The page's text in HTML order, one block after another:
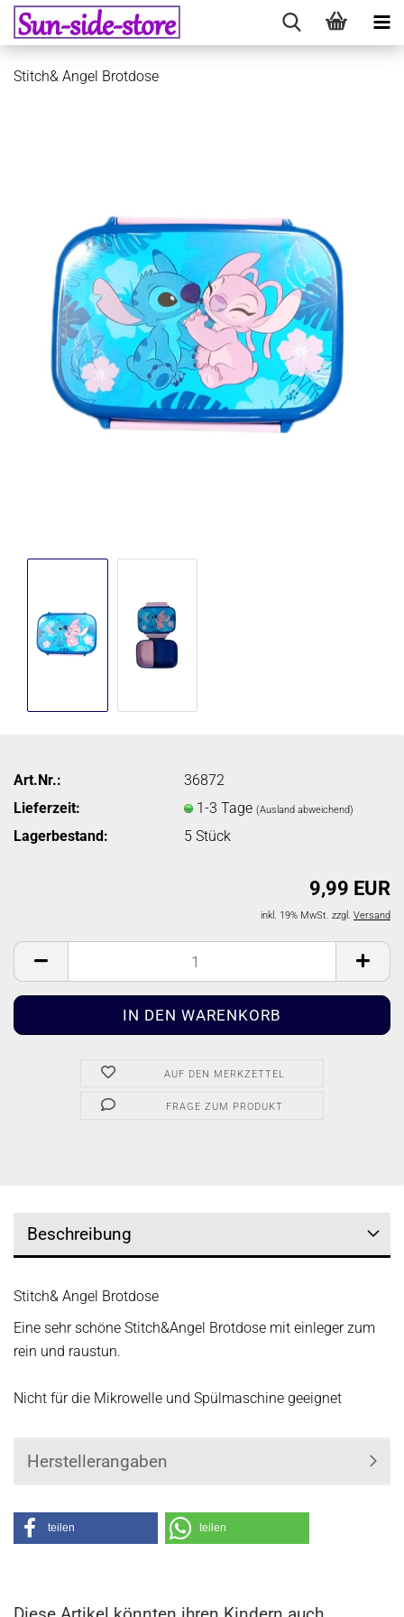
Stitch& Angel Brotdose
Art.Nr.:
36872
Lieferzeit:
1-3 Tage(Ausland abweichend)
Lagerbestand: 5Stück
9,99 EUR
inkl. 19% MwSt. zzgl. Versand
AUF DEN MERKZETTEL
FRAGE ZUM PRODUKT
Beschreibung
Stitch& Angel Brotdose
Eine sehr schöne Stitch&Angel Brotdose mit einleger zum
rein und raustun.
Nicht für die Mikrowelle und Spülmaschine geeignet
Herstellerangaben
teilen teilen